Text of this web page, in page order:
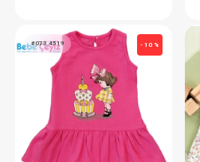
Elbise...
FIYATLARI GÖRMEK IÇIN ÜYE
OLUNUZ
#073.4519 - 10 %